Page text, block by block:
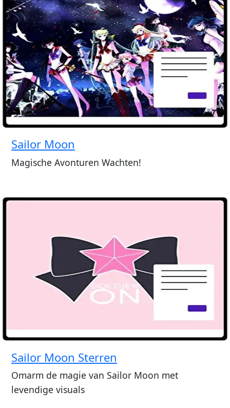
Sailor Moon
Magische Avonturen Wachten!
Sailor Moon Sterren
Omarm de magie van Sailor Moon met
levendige visuals